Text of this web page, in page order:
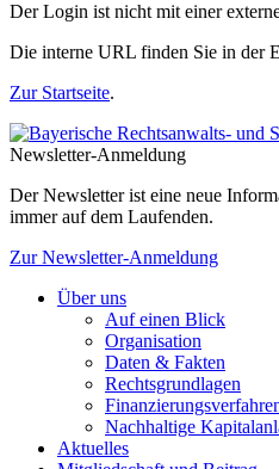
Der Login ist nicht mit einer
Die interne URL finden Sie in der
Zur Startseite.
Newsletter-Anmeldung
Der Newsletter ist eine neue
immer auf dem Laufenden.
Zur Newsletter-Anmeldung
Über uns
Auf einen Blick
Organisation
Daten & Fakten
Rechtsgrundlagen
Nachhaltige
Aktuelles